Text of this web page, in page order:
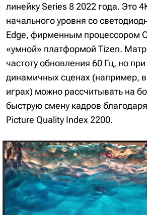
линейку Series 8 2022 года. Это
начального уровня со
Edge, фирменным процессором
«умной» платформой Tizen.
частоту обновления 60 Гц, но
динамичных сценах (например,
играх) можно рассчитывать на
быструю смену кадров
Picture Quality Index 2200.